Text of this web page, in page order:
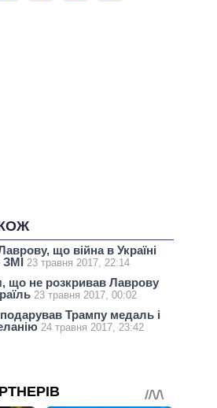
що війна в Україні
ЗМІ 23 травня 2017, 22:14
що не розкривав Лаврову
23 травня 2017, 00:02
Трампу медаль і
24 травня 2017, 23:42